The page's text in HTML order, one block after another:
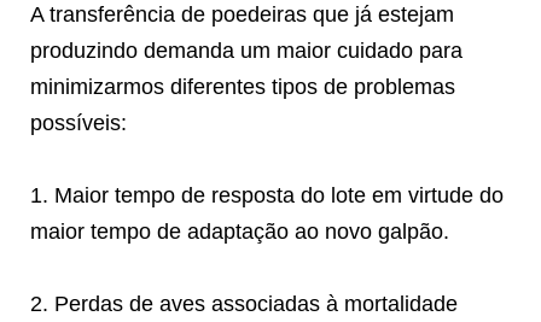
A transferência de poedeiras que já estejam
produzindo demanda um maior cuidado para
minimizarmos diferentes tipos de problemas
possíveis:
1. Maior tempo de resposta do lote em virtude do
maior tempo de adaptação ao novo galpão.
2. Perdas de aves associadas à mortalidade